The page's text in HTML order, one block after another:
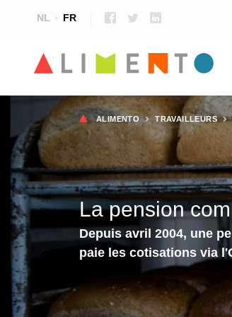
NL FR
Fil
d'Ariane
ALIMENTO TRAVAILLEURS
La pension
Depuis avril 2004, une
paie les cotisations via